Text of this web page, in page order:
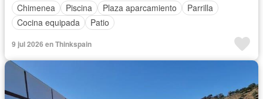
Chimenea
Piscina Plaza aparcamiento
Parrilla
Cocina equipada
Patio
9 jul 2026 en Thinkspain